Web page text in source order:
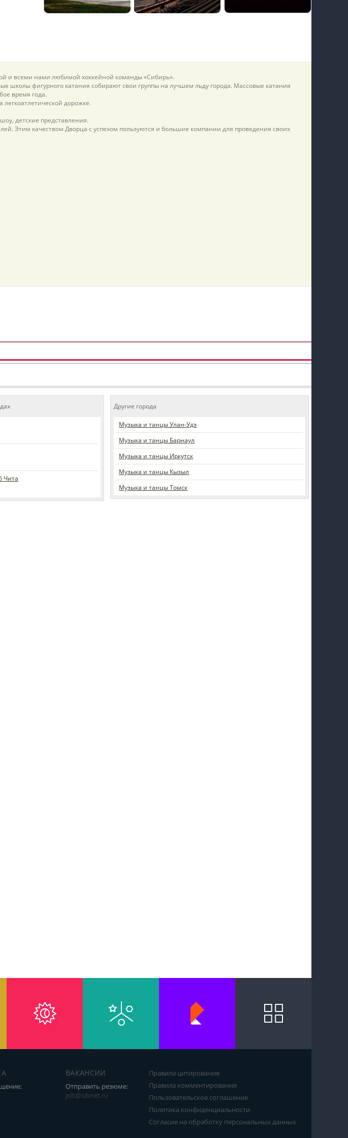
пїЅпїЅпїЅпїЅпїЅпїЅпїЅпїЅпїЅпїЅ
и всеми нами любимой хоккейной команды «Сибирь».
школы фигурного катания собирают свои группы на лучшем льду города. Массовые катания
время года.
дорожке.
детские представления.
Этим качеством Дворца с успехом пользуются и большие компании для проведения своих
Чита
Другие города
Музыка и танцы Улан-Удэ
Музыка и танцы Барнаул
Музыка и танцы Иркутск
Музыка и танцы Кызыл
Музыка и танцы Томск
ВАКАНСИИ
Отправить резюме:
job@sibnet.ru
Правила цитирования
Правила комментирования
Пользовательское соглашение
Политика конфиденциальности
Согласие на обработку персональных данных